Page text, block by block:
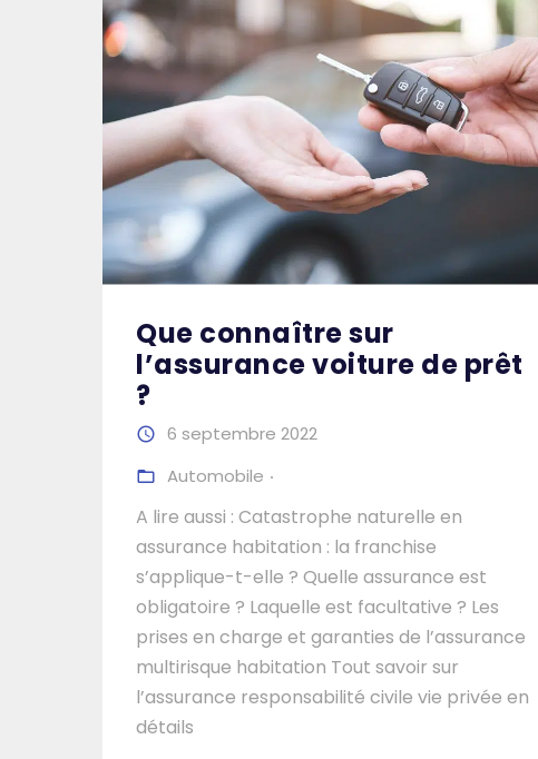
Que connaître sur
l’assurance voiture de prêt
?
6 septembre 2022
Automobile
A lire aussi : Catastrophe naturelle en
assurance habitation : la franchise
s’applique-t-elle ? Quelle assurance est
obligatoire ? Laquelle est facultative ? Les
prises en charge et garanties de l’assurance
multirisque habitation Tout savoir sur
l’assurance responsabilité civile vie privée en
détails